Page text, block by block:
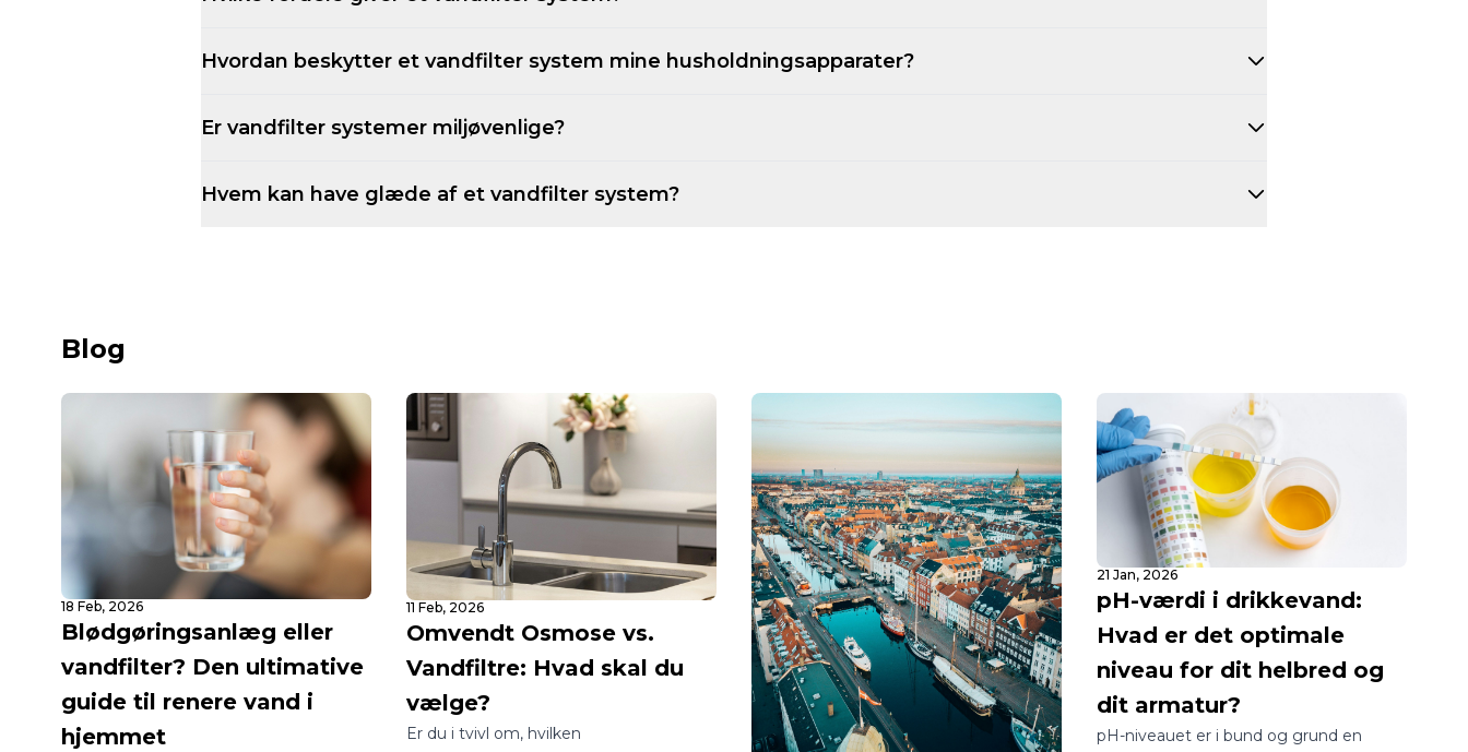
Hvordan beskytter et vandfilter system mine husholdningsapparater?
Er vandfilter systemer miljøvenlige?
Hvem kan have glæde af et vandfilter system?
Blog
18 Feb, 2026
Blødgøringsanlæg eller
vandfilter? Den ultimative
guide til renere vand i
hjemmet
11 Feb, 2026
Omvendt Osmose vs.
Vandfiltre: Hvad skal du
vælge?
Er du i tvivl om, hvilken
21 Jan, 2026
pH-værdi i drikkevand:
Hvad er det optimale
niveau for dit helbred og
dit armatur?
pH-niveauet er i bund og grund en